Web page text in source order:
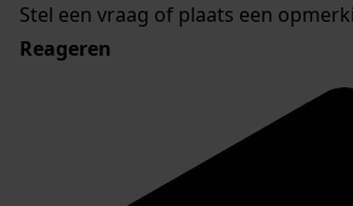
Stel een vraag of plaats een
Reageren